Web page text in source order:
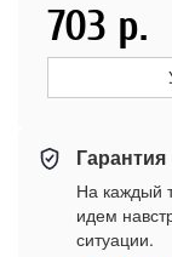
703 р.
Гарантия
На каждый
идем
ситуации.